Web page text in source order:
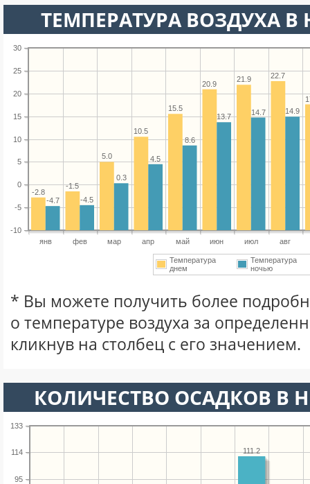
ТЕМПЕРАТУРА ВОЗДУХА В
янв фев мар апр май июн июл авг
-10
-5
0
5
10
15
20
25
30
22.7
21.9
20.9
15.5
10.5
5.0
-1.5
-2.8
14.9
14.7
13.7
8.6
4.5
0.3
-4.5
-4.7
Температура
днем
Температура
ночью
* Вы можете получить более
о температуре воздуха за
кликнув на столбец с его значением.
КОЛИЧЕСТВО ОСАДКОВ В
95
114
133
111.2